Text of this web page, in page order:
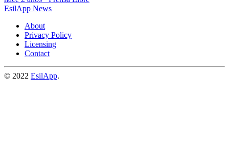
EsilApp News
About
Privacy Policy
Licensing
Contact
© 2022 EsilApp.